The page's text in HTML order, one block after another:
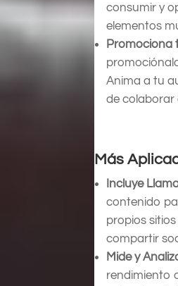
consumir y
elementos
Promociona
Anima a tu
de colaborar
Más
Incluye
contenido
propios
compartir
Mide y
rendimiento